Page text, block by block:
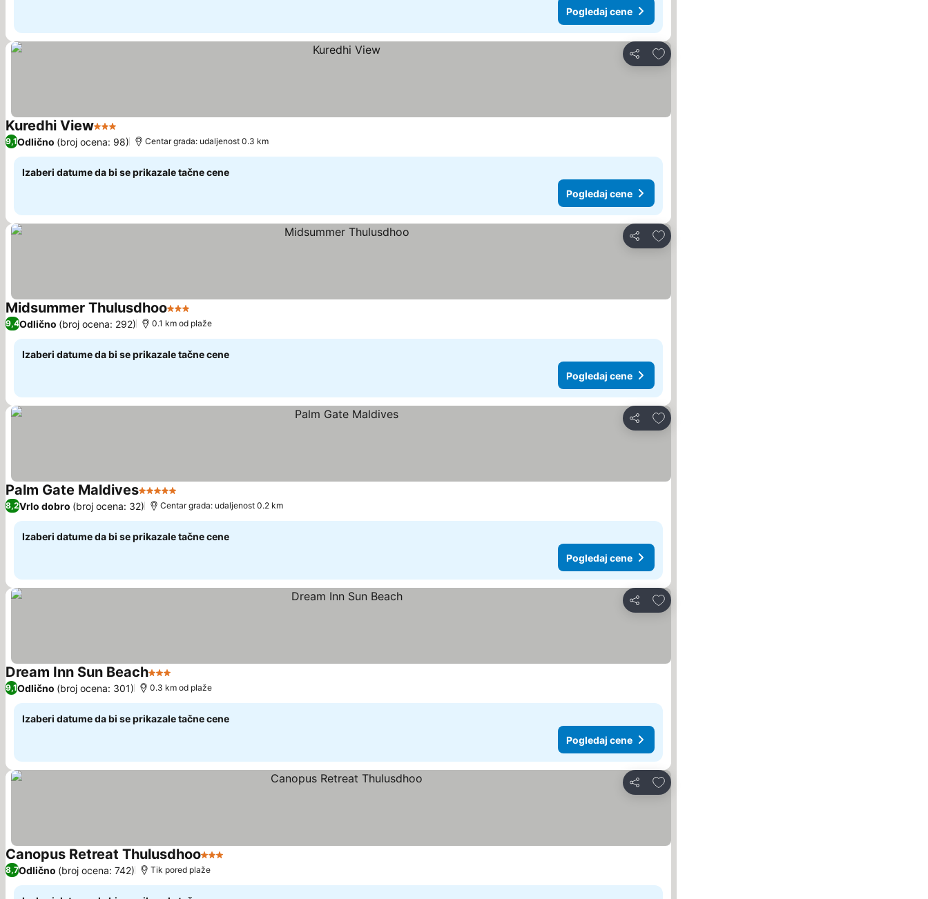
Pogledaj cene
Deli
Dodati u favorite
Kuredhi View3 Zvezdice
9,1Odlično (broj ocena: 98) Centar grada: udaljenost 0.3 km
Izaberi datume da bi se prikazale tačne cene
Pogledaj cene
Deli
Dodati u favorite
Midsummer Thulusdhoo3 Zvezdice
9,4Odlično (broj ocena: 292) 0.1 km od plaže
Izaberi datume da bi se prikazale tačne cene
Pogledaj cene
Deli
Dodati u favorite
Palm Gate Maldives5 Zvezdice
8,2Vrlo dobro (broj ocena: 32) Centar grada: udaljenost 0.2 km
Izaberi datume da bi se prikazale tačne cene
Pogledaj cene
Deli
Dodati u favorite
Dream Inn Sun Beach3 Zvezdice
9,1Odlično (broj ocena: 301) 0.3 km od plaže
Izaberi datume da bi se prikazale tačne cene
Pogledaj cene
Deli
Dodati u favorite
Canopus Retreat Thulusdhoo3 Zvezdice
8,7Odlično (broj ocena: 742) Tik pored plaže